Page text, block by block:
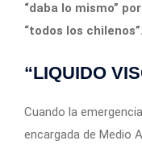
“daba lo mismo”
“todos los chilenos”.
“LIQUIDO
Cuando la
encargada de Medio